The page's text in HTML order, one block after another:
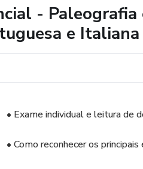
-
e Italiana
• Exame individual e leitura de
• Como reconhecer os